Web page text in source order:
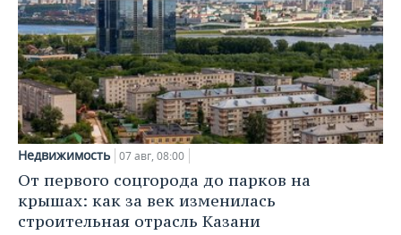
Недвижимость 07 авг, 08:00
От первого соцгорода до парков на
крышах: как за век изменилась
строительная отрасль Казани